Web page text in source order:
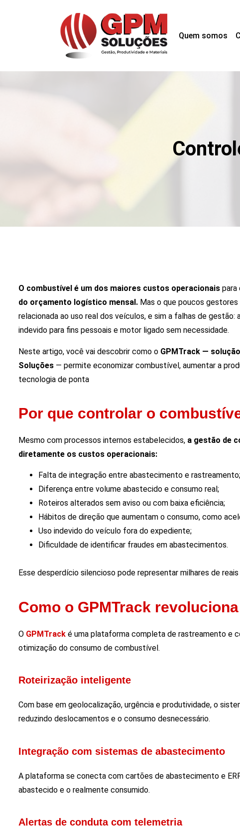
Quem somos
O combustível é um dos maiores custos operacionais para
do orçamento logístico mensal. Mas o que poucos
relacionada ao uso real dos veículos, e sim a falhas de
indevido para fins pessoais e motor ligado sem necessidade.
Neste artigo, você vai descobrir como o GPMTrack —
Soluções — permite economizar combustível, aumentar a
tecnologia de ponta
Por que controlar o
Mesmo com processos internos estabelecidos, a gestão de
diretamente os custos operacionais:
Falta de integração entre abastecimento e rastreamento;
Diferença entre volume abastecido e consumo real;
Roteiros alterados sem aviso ou com baixa eficiência;
Hábitos de direção que aumentam o consumo, como
Uso indevido do veículo fora do expediente;
Dificuldade de identificar fraudes em abastecimentos.
Esse desperdício silencioso pode representar milhares de
Como o GPMTrack
O GPMTrack é uma plataforma completa de rastreamento e
otimização do consumo de combustível.
Roteirização inteligente
Com base em geolocalização, urgência e produtividade, o
reduzindo deslocamentos e o consumo desnecessário.
Integração com sistemas de abastecimento
A plataforma se conecta com cartões de abastecimento e
abastecido e o realmente consumido.
Alertas de conduta com telemetria